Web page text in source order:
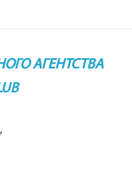
АГЕНТСТВА